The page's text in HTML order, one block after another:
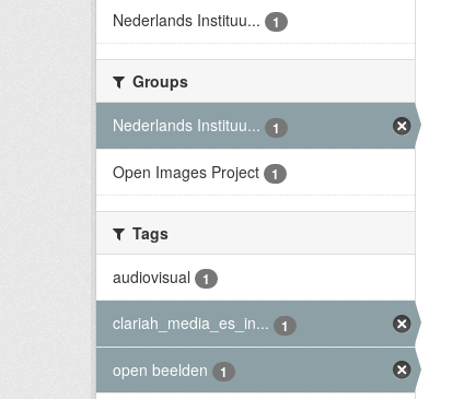
Nederlands Instituu...
1
Groups
Nederlands Instituu...
1
Open Images Project 1
Tags
audiovisual
1
clariah_media_es_in... 1
open beelden 1